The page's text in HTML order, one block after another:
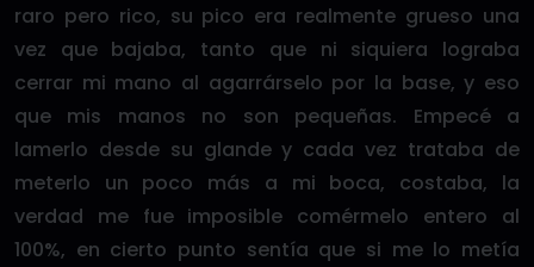
raro pero rico, su pico era realmente grueso una
vez que bajaba, tanto que ni siquiera lograba
cerrar mi mano al agarrárselo por la base, y eso
que mis manos no son pequeñas. Empecé a
lamerlo desde su glande y cada vez trataba de
meterlo un poco más a mi boca, costaba, la
verdad me fue imposible comérmelo entero al
100%, en cierto punto sentía que si me lo metía